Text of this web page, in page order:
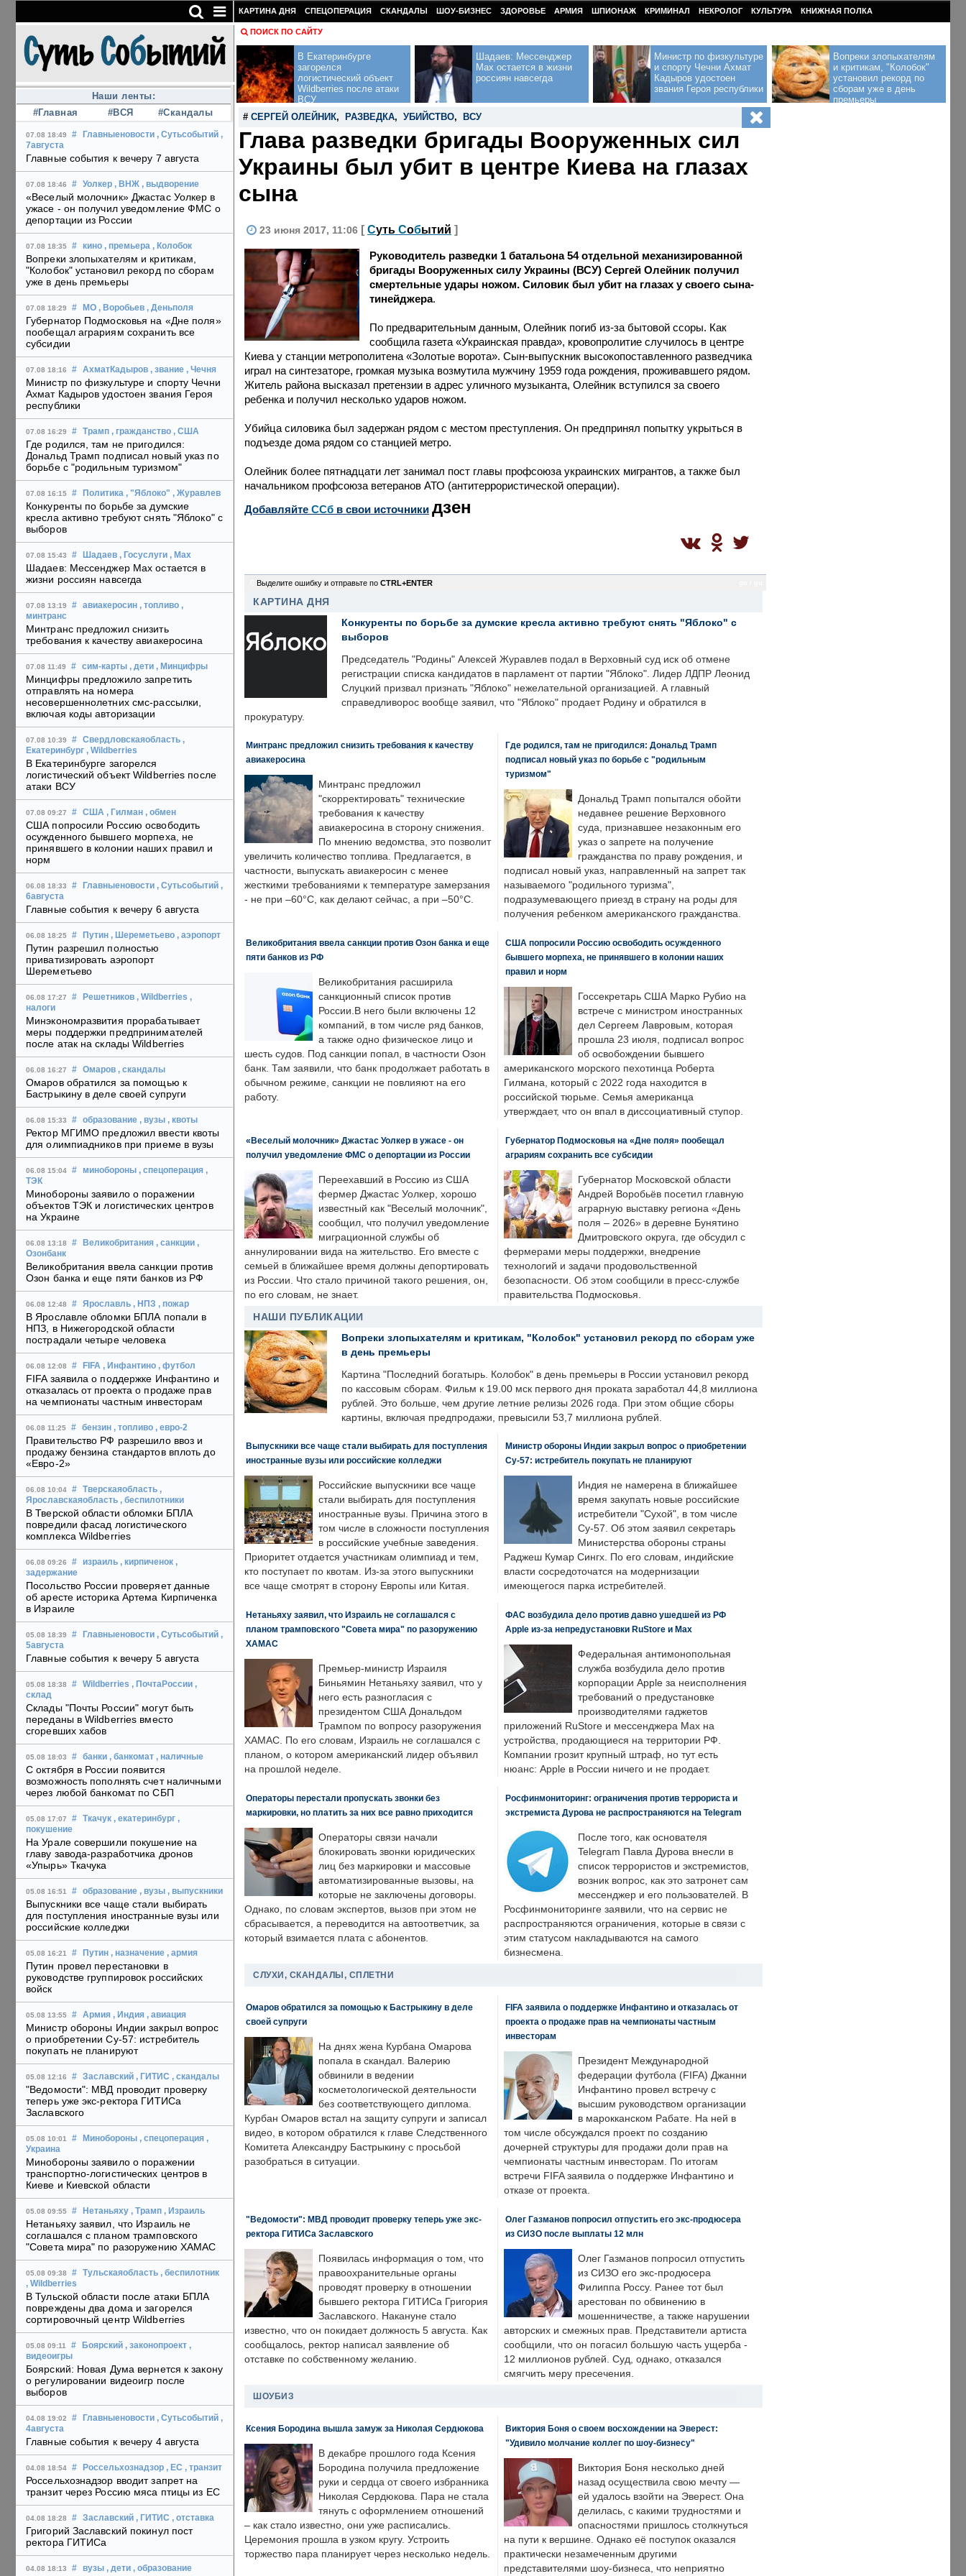
Наши ленты:
#Главная
#ВСЯ #Скандалы
07.08 18:49 # Главныеновости , Сутьсобытий ,
7августа
Главные события к вечеру 7 августа
07.08 18:46 # Уолкер , ВНЖ , выдворение
«Веселый молочник» Джастас Уолкер в
ужасе - он получил уведомление ФМС о
депортации из России
07.08 18:35 # кино , премьера , Колобок
Вопреки злопыхателям и критикам,
"Колобок" установил рекорд по сборам
уже в день премьеры
07.08 18:29 # МО , Воробьев , Деньполя
Губернатор Подмосковья на «Дне поля»
пообещал аграриям сохранить все
субсидии
07.08 18:16 # АхматКадыров , звание , Чечня
Министр по физкультуре и спорту Чечни
Ахмат Кадыров удостоен звания Героя
республики
07.08 16:29 # Трамп , гражданство , США
Где родился, там не пригодился:
Дональд Трамп подписал новый указ по
борьбе с "родильным туризмом"
07.08 16:15 # Политика , "Яблоко" , Журавлев
Конкуренты по борьбе за думские
кресла активно требуют снять "Яблоко" с
выборов
07.08 15:43 # Шадаев , Госуслуги , Max
Шадаев: Мессенджер Max остается в
жизни россиян навсегда
07.08 13:19 # авиакеросин , топливо ,
минтранс
Минтранс предложил снизить
требования к качеству авиакеросина
07.08 11:49 # сим-карты , дети , Минцифры
Минцифры предложило запретить
отправлять на номера
несовершеннолетних смс-рассылки,
включая коды авторизации
07.08 10:39 # Свердловскаяобласть ,
Екатеринбург , Wildberries
В Екатеринбурге загорелся
логистический объект Wildberries после
атаки ВСУ
07.08 09:27 # США , Гилман , обмен
США попросили Россию освободить
осужденного бывшего морпеха, не
принявшего в колонии наших правил и
норм
06.08 18:33 # Главныеновости , Сутьсобытий ,
6августа
Главные события к вечеру 6 августа
06.08 18:25 # Путин , Шереметьево , аэропорт
Путин разрешил полностью
приватизировать аэропорт
Шереметьево
06.08 17:27 # Решетников , Wildberries ,
налоги
Минэкономразвития прорабатывает
меры поддержки предпринимателей
после атак на склады Wildberries
06.08 16:27 # Омаров , скандалы
Омаров обратился за помощью к
Бастрыкину в деле своей супруги
06.08 15:33 # образование , вузы , квоты
Ректор МГИМО предложил ввести квоты
для олимпиадников при приеме в вузы
06.08 15:04 # минобороны , спецоперация ,
ТЭК
Минобороны заявило о поражении
объектов ТЭК и логистических центров
на Украине
06.08 13:18 # Великобритания , санкции ,
Озонбанк
Великобритания ввела санкции против
Озон банка и еще пяти банков из РФ
06.08 12:48 # Ярославль , НПЗ , пожар
В Ярославле обломки БПЛА попали в
НПЗ, в Нижегородской области
пострадали четыре человека
06.08 12:08 # FIFA , Инфантино , футбол
FIFA заявила о поддержке Инфантино и
отказалась от проекта о продаже прав
на чемпионаты частным инвесторам
06.08 11:25 # бензин , топливо , евро-2
Правительство РФ разрешило ввоз и
продажу бензина стандартов вплоть до
«Евро-2»
06.08 10:04 # Тверскаяобласть ,
Ярославскаяобласть , беспилотники
В Тверской области обломки БПЛА
повредили фасад логистического
комплекса Wildberries
06.08 09:26 # израиль , кирпиченок ,
задержание
Посольство России проверяет данные
об аресте историка Артема Кирпиченка
в Израиле
05.08 18:39 # Главныеновости , Сутьсобытий ,
5августа
Главные события к вечеру 5 августа
05.08 18:38 # Wildberries , ПочтаРоссии ,
склад
Склады "Почты России" могут быть
переданы в Wildberries вместо
сгоревших хабов
05.08 18:03 # банки , банкомат , наличные
С октября в России появится
возможность пополнять счет наличными
через любой банкомат по СБП
05.08 17:07 # Ткачук , екатеринбург ,
покушение
На Урале совершили покушение на
главу завода-разработчика дронов
«Упырь» Ткачука
05.08 16:51 # образование , вузы , выпускники
Выпускники все чаще стали выбирать
для поступления иностранные вузы или
российские колледжи
05.08 16:21 # Путин , назначение , армия
Путин провел перестановки в
руководстве группировок российских
войск
05.08 13:55 # Армия , Индия , авиация
Министр обороны Индии закрыл вопрос
о приобретении Су-57: истребитель
покупать не планируют
05.08 12:16 # Заславский , ГИТИС , скандалы
"Ведомости": МВД проводит проверку
теперь уже экс-ректора ГИТИСа
Заславского
05.08 10:01 # Минобороны , спецоперация ,
Украина
Минобороны заявило о поражении
транспортно-логистических центров в
Киеве и Киевской области
05.08 09:55 # Нетаньяху , Трамп , Израиль
Нетаньяху заявил, что Израиль не
соглашался с планом трамповского
"Совета мира" по разоружению ХАМАС
05.08 09:38 # Тульскаяобласть , беспилотник
, Wildberries
В Тульской области после атаки БПЛА
повреждены два дома и загорелся
сортировочный центр Wildberries
05.08 09:11 # Боярский , законопроект ,
видеоигры
Боярский: Новая Дума вернется к закону
о регулировании видеоигр после
выборов
04.08 19:02 # Главныеновости , Сутьсобытий ,
4августа
Главные события к вечеру 4 августа
04.08 18:54 # Россельхознадзор , ЕС , транзит
Россельхознадзор вводит запрет на
транзит через Россию мяса птицы из ЕС
04.08 18:28 # Заславский , ГИТИС , отставка
Григорий Заславский покинул пост
ректора ГИТИСа
04.08 18:13 # вузы , дети , образование
КАРТИНА ДНЯ СПЕЦОПЕРАЦИЯ СКАНДАЛЫ ШОУ-БИЗНЕС ЗДОРОВЬЕ АРМИЯ ШПИОНАЖ КРИМИНАЛ НЕКРОЛОГ КУЛЬТУРА КНИЖНАЯ ПОЛКА
ПОИСК ПО САЙТУ
В Екатеринбурге
загорелся
логистический объект
Wildberries после атаки
ВСУ
Шадаев: Мессенджер
Max остается в жизни
россиян навсегда
Министр по физкультуре
и спорту Чечни Ахмат
Кадыров удостоен
звания Героя республики
Вопреки злопыхателям
и критикам, "Колобок"
установил рекорд по
сборам уже в день
премьеры
# СЕРГЕЙ ОЛЕЙНИК, РАЗВЕДКА, УБИЙСТВО, ВСУ
Глава разведки бригады Вооруженных сил
Украины был убит в центре Киева на глазах
сына
23 июня 2017, 11:06 [ Суть Событий ]
Руководитель разведки 1 батальона 54 отдельной механизированной
бригады Вооруженных силу Украины (ВСУ) Сергей Олейник получил
смертельные удары ножом. Силовик был убит на глазах у своего сына-
тинейджера.
По предварительным данным, Олейник погиб из-за бытовой ссоры. Как
сообщила газета «Украинская правда», кровопролитие случилось в центре
Киева у станции метрополитена «Золотые ворота». Сын-выпускник высокопоставленного разведчика
играл на синтезаторе, громкая музыка возмутила мужчину 1959 года рождения, проживавшего рядом.
Житель района высказал претензии в адрес уличного музыканта, Олейник вступился за своего
ребенка и получил несколько ударов ножом.
Убийца силовика был задержан рядом с местом преступления. Он предпринял попытку укрыться в
подъезде дома рядом со станцией метро.
Олейник более пятнадцати лет занимал пост главы профсоюза украинских мигрантов, а также был
начальником профсоюза ветеранов АТО (антитеррористической операции).
Добавляйте CСб в свои источники дзен
Выделите ошибку и отправьте по CTRL+ENTER
КАРТИНА ДНЯ
Конкуренты по борьбе за думские кресла активно требуют снять "Яблоко" с
выборов
Председатель "Родины" Алексей Журавлев подал в Верховный суд иск об отмене
регистрации списка кандидатов в парламент от партии "Яблоко". Лидер ЛДПР Леонид
Слуцкий призвал признать "Яблоко" нежелательной организацией. А главный
справедливорос вообще заявил, что "Яблоко" продает Родину и обратился в
прокуратуру.
Минтранс предложил снизить требования к качеству
авиакеросина
Минтранс предложил
"скорректировать" технические
требования к качеству
авиакеросина в сторону снижения.
По мнению ведомства, это позволит
увеличить количество топлива. Предлагается, в
частности, выпускать авиакеросин с менее
жесткими требованиями к температуре замерзания
- не при –60°C, как делают сейчас, а при –50°C.
Где родился, там не пригодился: Дональд Трамп
подписал новый указ по борьбе с "родильным
туризмом"
Дональд Трамп попытался обойти
недавнее решение Верховного
суда, признавшее незаконным его
указ о запрете на получение
гражданства по праву рождения, и
подписал новый указ, направленный на запрет так
называемого "родильного туризма",
подразумевающего приезд в страну на роды для
получения ребенком американского гражданства.
Великобритания ввела санкции против Озон банка и еще
пяти банков из РФ
Великобритания расширила
санкционный список против
России.В него были включены 12
компаний, в том числе ряд банков,
а также одно физическое лицо и
шесть судов. Под санкции попал, в частности Озон
банк. Там заявили, что банк продолжает работать в
обычном режиме, санкции не повлияют на его
работу.
США попросили Россию освободить осужденного
бывшего морпеха, не принявшего в колонии наших
правил и норм
Госсекретарь США Марко Рубио на
встрече с министром иностранных
дел Сергеем Лавровым, которая
прошла 23 июля, подписал вопрос
об освобождении бывшего
американского морского пехотинца Роберта
Гилмана, который с 2022 года находится в
российской тюрьме. Семья американца
утверждает, что он впал в диссоциативный ступор.
«Веселый молочник» Джастас Уолкер в ужасе - он
получил уведомление ФМС о депортации из России
Переехавший в Россию из США
фермер Джастас Уолкер, хорошо
известный как "Веселый молочник",
сообщил, что получил уведомление
миграционной службы об
аннулировании вида на жительство. Его вместе с
семьей в ближайшее время должны депортировать
из России. Что стало причиной такого решения, он,
по его словам, не знает.
Губернатор Подмосковья на «Дне поля» пообещал
аграриям сохранить все субсидии
Губернатор Московской области
Андрей Воробьёв посетил главную
аграрную выставку региона «День
поля – 2026» в деревне Бунятино
Дмитровского округа, где обсудил с
фермерами меры поддержки, внедрение
технологий и задачи продовольственной
безопасности. Об этом сообщили в пресс-службе
правительства Подмосковья.
НАШИ ПУБЛИКАЦИИ
Вопреки злопыхателям и критикам, "Колобок" установил рекорд по сборам уже
в день премьеры
Картина "Последний богатырь. Колобок" в день премьеры в России установил рекорд
по кассовым сборам. Фильм к 19.00 мск первого дня проката заработал 44,8 миллиона
рублей. Это больше, чем другие летние релизы 2026 года. При этом общие сборы
картины, включая предпродажи, превысили 53,7 миллиона рублей.
Выпускники все чаще стали выбирать для поступления
иностранные вузы или российские колледжи
Российские выпускники все чаще
стали выбирать для поступления
иностранные вузы. Причина этого в
том числе в сложности поступления
в российские учебные заведения.
Приоритет отдается участникам олимпиад и тем,
кто поступает по квотам. Из-за этого выпускники
все чаще смотрят в сторону Европы или Китая.
Министр обороны Индии закрыл вопрос о приобретении
Су-57: истребитель покупать не планируют
Индия не намерена в ближайшее
время закупать новые российские
истребители "Сухой", в том числе
Су-57. Об этом заявил секретарь
Министерства обороны страны
Раджеш Кумар Сингх. По его словам, индийские
власти сосредоточатся на модернизации
имеющегося парка истребителей.
Нетаньяху заявил, что Израиль не соглашался с
планом трамповского "Совета мира" по разоружению
ХАМАС
Премьер-министр Израиля
Биньямин Нетаньяху заявил, что у
него есть разногласия с
президентом США Дональдом
Трампом по вопросу разоружения
ХАМАС. По его словам, Израиль не соглашался с
планом, о котором американский лидер объявил
на прошлой неделе.
ФАС возбудила дело против давно ушедшей из РФ
Apple из-за непредустановки RuStore и Max
Федеральная антимонопольная
служба возбудила дело против
корпорации Apple за неисполнения
требований о предустановке
производителями гаджетов
приложений RuStore и мессенджера Max на
устройства, продающиеся на территории РФ.
Компании грозит крупный штраф, но тут есть
нюанс: Apple в России ничего и не продает.
Операторы перестали пропускать звонки без
маркировки, но платить за них все равно приходится
Операторы связи начали
блокировать звонки юридических
лиц без маркировки и массовые
автоматизированные вызовы, на
которые не заключены договоры.
Однако, по словам экспертов, вызов при этом не
сбрасывается, а переводится на автоответчик, за
который взимается плата с абонентов.
Росфинмониторинг: ограничения против террориста и
экстремиста Дурова не распространяются на Telegram
После того, как основателя
Telegram Павла Дурова внесли в
список террористов и экстремистов,
возник вопрос, как это затронет сам
мессенджер и его пользователей. В
Росфинмониторинге заявили, что на сервис не
распространяются ограничения, которые в связи с
этим статусом накладываются на самого
бизнесмена.
СЛУХИ, СКАНДАЛЫ, СПЛЕТНИ
Омаров обратился за помощью к Бастрыкину в деле
своей супруги
На днях жена Курбана Омарова
попала в скандал. Валерию
обвинили в ведении
косметологической деятельности
без соответствующего диплома.
Курбан Омаров встал на защиту супруги и записал
видео, в котором обратился к главе Следственного
Комитета Александру Бастрыкину с просьбой
разобраться в ситуации.
FIFA заявила о поддержке Инфантино и отказалась от
проекта о продаже прав на чемпионаты частным
инвесторам
Президент Международной
федерации футбола (FIFA) Джанни
Инфантино провел встречу с
высшим руководством организации
в марокканском Рабате. На ней в
том числе обсуждался проект по созданию
дочерней структуры для продажи доли прав на
чемпионаты частным инвесторам. По итогам
встречи FIFA заявила о поддержке Инфантино и
отказе от проекта.
"Ведомости": МВД проводит проверку теперь уже экс-
ректора ГИТИСа Заславского
Появилась информация о том, что
правоохранительные органы
проводят проверку в отношении
бывшего ректора ГИТИСа Григория
Заславского. Накануне стало
известно, что он покидает должность 5 августа. Как
сообщалось, ректор написал заявление об
отставке по собственному желанию.
Олег Газманов попросил отпустить его экс-продюсера
из СИЗО после выплаты 12 млн
Олег Газманов попросил отпустить
из СИЗО его экс-продюсера
Филиппа Россу. Ранее тот был
арестован по обвинению в
мошенничестве, а также нарушении
авторских и смежных прав. Представители артиста
сообщили, что он погасил большую часть ущерба -
12 миллионов рублей. Суд, однако, отказался
смягчить меру пресечения.
ШОУБИЗ
Ксения Бородина вышла замуж за Николая Сердюкова
В декабре прошлого года Ксения
Бородина получила предложение
руки и сердца от своего избранника
Николая Сердюкова. Пара не стала
тянуть с оформлением отношений
– как стало известно, они уже расписались.
Церемония прошла в узком кругу. Устроить
торжество пара планирует через несколько недель.
Виктория Боня о своем восхождении на Эверест:
"Удивило молчание коллег по шоу-бизнесу"
Виктория Боня несколько дней
назад осуществила свою мечту —
ей удалось взойти на Эверест. Она
делилась, с какими трудностями и
опасностями пришлось столкнуться
на пути к вершине. Однако её поступок оказался
практически незамеченным другими
представителями шоу-бизнеса, что неприятно